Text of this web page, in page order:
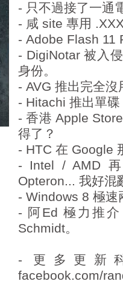
- 只不過接了一通
- 咸 site 專用
- Adobe Flash 11
- DigiNotar 被入
身份。
- AVG 推出完全
- Hitachi 推出單
- 香港 Apple
得了？
- HTC 在 Google
- Intel / AMD
Opteron... 我好混
- Windows 8 極速
- 阿Ed 極力推介
Schmidt。
- 更多更新
facebook.com/